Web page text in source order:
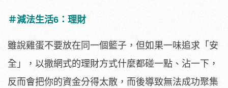
＃減法生活6：理財
雖說雞蛋不要放在同一個籃子，但如果一味追求「安
全」，以撒網式的理財方式什麼都碰一點、沾一下，
反而會把你的資金分得太散，而後導致無法成功聚集